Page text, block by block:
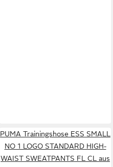
PUMA Trainingshose ESS SMALL
NO 1 LOGO STANDARD HIGH-
WAIST SWEATPANTS FL CL aus